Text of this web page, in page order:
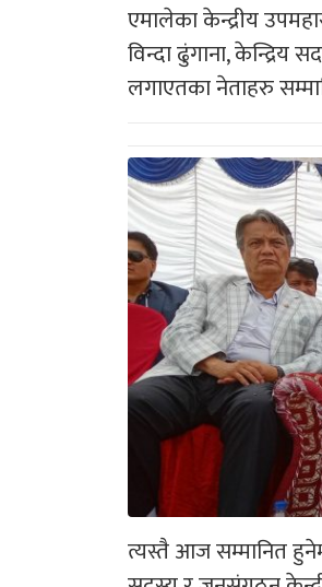
एमालेका केन्द्रीय
विन्दा ढुंगाना,
लगाएतका नेताहरु
त्यस्तै आज सम्मानित